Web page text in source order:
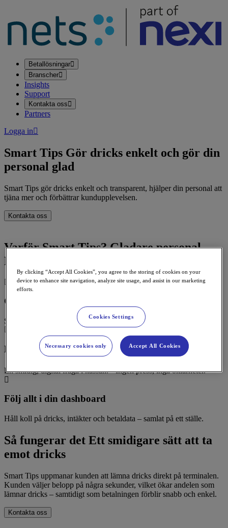
Betallösningar
Branscher
Insights
Support
Kontakta oss
Partners
Logga in
Smart Tips Gör dricks enkelt och gör din
personal glad
Smart Tips gör dricks enkelt och transparent, hjälper din personal att
tjäna mer och förbättrar kundupplevelsen.
Kontakta oss
Varför Smart Tips? Gladare personal.
Bättre service. Nöjdare kunder.
Ge personalen möjlighet att belönas
Smart Tips ger ditt team chansen att få uppskattning för god service.
Enkelt för kunden
En smidig, digital fråga i kassan. Ingen press, inga oklarheter.
Följ allt i din dashboard
Håll koll på dricks, intäkter och betaldata – samlat på ett ställe.
Så fungerar det Ett smidigare sätt att ta
emot dricks
Smart Tips uppmanar kunden att lämna dricks direkt på terminalen.
Kunden väljer belopp på några sekunder, vilket ökar andelen som
lämnar dricks – samtidigt som betalningen förblir snabb och enkel.
Kontakta oss
By clicking “Accept All Cookies”, you agree to the storing of cookies on your
device to enhance site navigation, analyze site usage, and assist in our marketing
efforts.
Cookies Settings
Necessary cookies only Accept All Cookies